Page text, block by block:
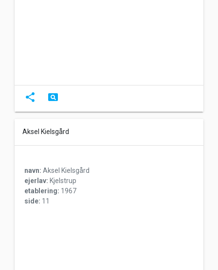
share pageview
Aksel Kielsgård
navn: Aksel Kielsgård
ejerlav: Kjelstrup
etablering: 1967
side: 11